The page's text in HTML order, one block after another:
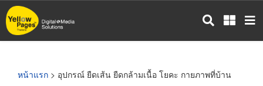
ข้าม
ไป
หน้าแรก > อุปกรณ์ ยืดเส้น ยืดกล้ามเนื้อ โยคะ กายภาพที่บ้าน